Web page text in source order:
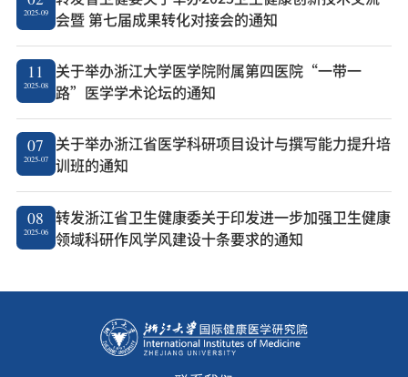
2025-09
会暨 第七届成果转化对接会的通知
11
2025-08
关于举办浙江大学医学院附属第四医院“一带一
路”医学学术论坛的通知
07
2025-07
关于举办浙江省医学科研项目设计与撰写能力提升培
训班的通知
08
2025-06
转发浙江省卫生健康委关于印发进一步加强卫生健康
领域科研作风学风建设十条要求的通知